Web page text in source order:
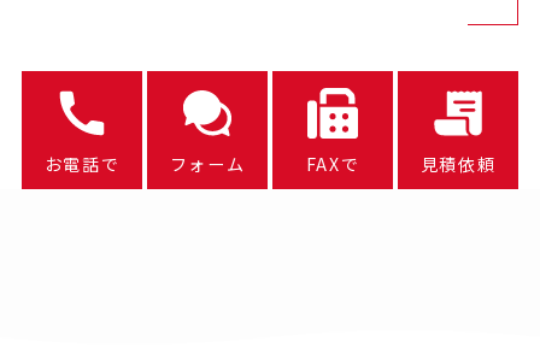
お電話で フォーム FAXで 見積依頼